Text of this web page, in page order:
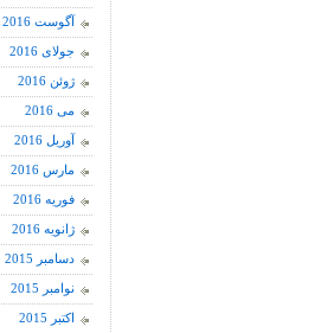
آگوست 2016
جولای 2016
ژوئن 2016
می 2016
آوریل 2016
مارس 2016
فوریه 2016
ژانویه 2016
دسامبر 2015
نوامبر 2015
اکتبر 2015